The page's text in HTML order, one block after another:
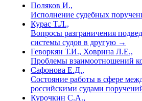
Поляков И.,
Исполнение судебных
Курас Т.Л.,
Вопросы разграничения
системы судов в другую →
Геворкян Т.И., Ховрина Л.Е.,
Проблемы взаимоотношений
Сафонова Е.Д.,
Состояние работы в сфере
российскими судами
Курочкин С.А.,